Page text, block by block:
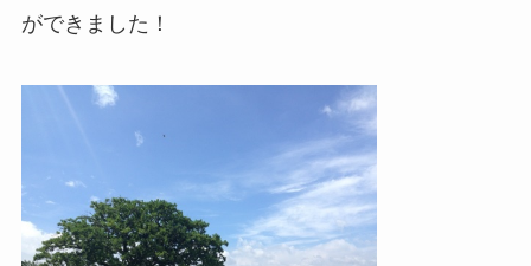
ができました！